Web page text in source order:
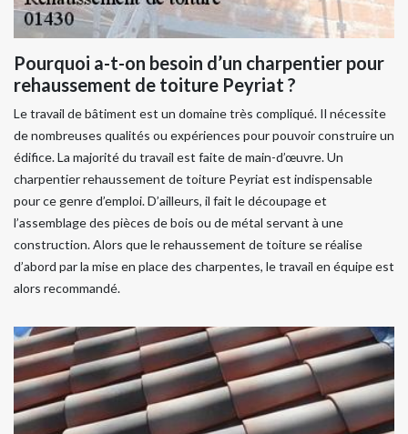
Pourquoi a-t-on besoin d’un charpentier pour
rehaussement de toiture Peyriat ?
Le travail de bâtiment est un domaine très compliqué. Il nécessite
de nombreuses qualités ou expériences pour pouvoir construire un
édifice. La majorité du travail est faite de main-d’œuvre. Un
charpentier rehaussement de toiture Peyriat est indispensable
pour ce genre d’emploi. D’ailleurs, il fait le découpage et
l’assemblage des pièces de bois ou de métal servant à une
construction. Alors que le rehaussement de toiture se réalise
d’abord par la mise en place des charpentes, le travail en équipe est
alors recommandé.